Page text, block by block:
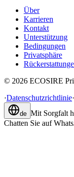
Über
Karrieren
Kontakt
Unterstützung
Bedingungen
Privatsphäre
© 2026 ECOSIRE
·Datenschutzrichtlinie·
de Mit Sorgfalt
Chatten Sie auf